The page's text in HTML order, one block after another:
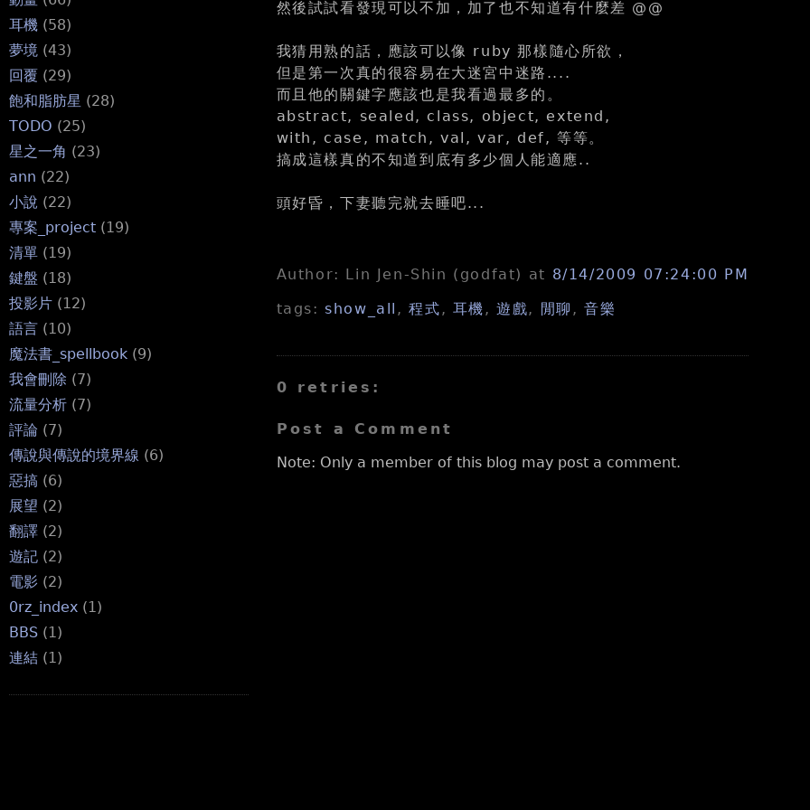
耳機 (58)
夢境 (43)
回覆 (29)
飽和脂肪星 (28)
TODO (25)
星之一角 (23)
ann (22)
小說 (22)
專案_project (19)
清單 (19)
鍵盤 (18)
投影片 (12)
語言 (10)
魔法書_spellbook (9)
我會刪除 (7)
流量分析 (7)
評論 (7)
傳說與傳說的境界線 (6)
惡搞 (6)
展望 (2)
翻譯 (2)
遊記 (2)
電影 (2)
0rz_index (1)
BBS (1)
連結 (1)
然後試試看發現可以不加，加了也不知道有什麼差 @@
我猜用熟的話，應該可以像 ruby 那樣隨心所欲，
但是第一次真的很容易在大迷宮中迷路....
而且他的關鍵字應該也是我看過最多的。
abstract, sealed, class, object, extend,
with, case, match, val, var, def, 等等。
搞成這樣真的不知道到底有多少個人能適應..
頭好昏，下妻聽完就去睡吧...
Author: Lin Jen-Shin (godfat) at 8/14/2009 07:24:00 PM
tags:show_all ,程式 , 耳機 ,遊戲, 閒聊 , 音樂
0 retries:
Post a Comment
Note: Only a member of this blog may post a comment.